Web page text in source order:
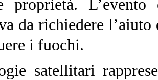
proprietà.
da richiedere
i fuochi.
satellitari